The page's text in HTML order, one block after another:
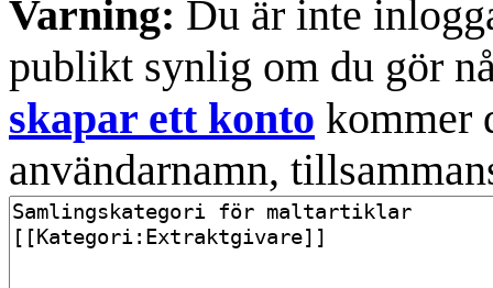
Varning: Du är inte
publikt synlig om du gör
skapar ett konto kommer
användarnamn,